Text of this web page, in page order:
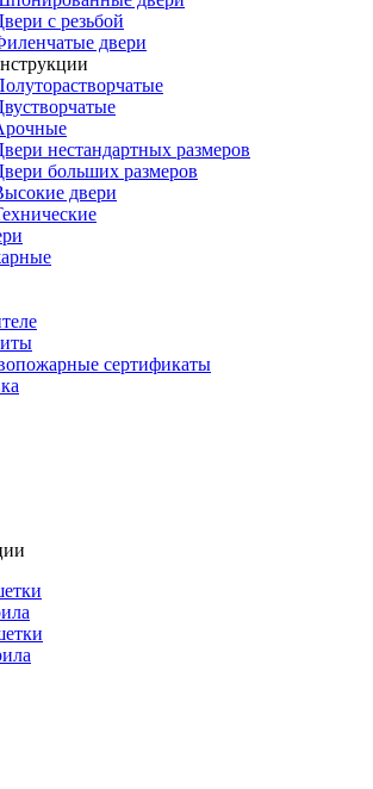
с резьбой
двери
нестандартных размеров
больших размеров
двери
сертификаты